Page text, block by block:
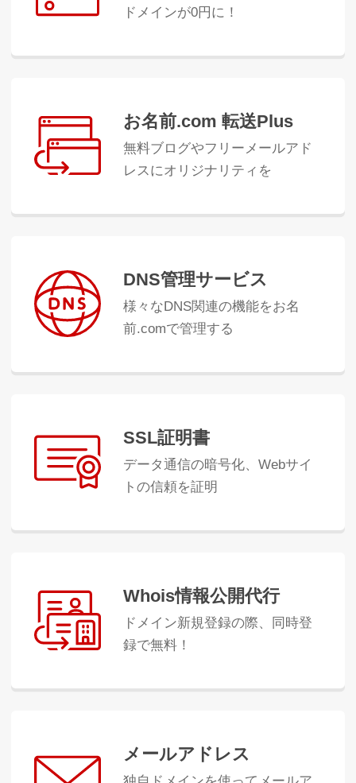
ドメインが0円に！
お名前.com 転送Plus
無料ブログやフリーメールアド
レスにオリジナリティを
DNS管理サービス
様々なDNS関連の機能をお名
前.comで管理する
SSL証明書
データ通信の暗号化、Webサイ
トの信頼を証明
Whois情報公開代行
ドメイン新規登録の際、同時登
録で無料！
メールアドレス